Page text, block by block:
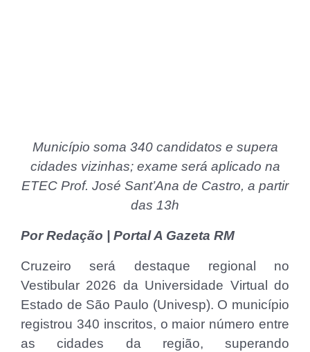
Município soma 340 candidatos e supera
cidades vizinhas; exame será aplicado na
ETEC Prof. José Sant’Ana de Castro, a partir
das 13h
Por Redação | Portal A Gazeta RM
Cruzeiro será destaque regional no
Vestibular 2026 da Universidade Virtual do
Estado de São Paulo (Univesp). O município
registrou 340 inscritos, o maior número entre
as cidades da região, superando